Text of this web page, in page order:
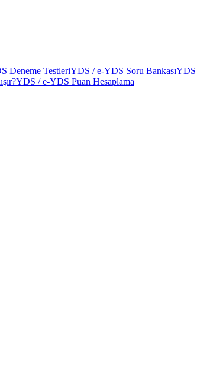
Deneme TestleriYDS / e-YDS Soru BankasıYDS
YDS / e-YDS Puan Hesaplama